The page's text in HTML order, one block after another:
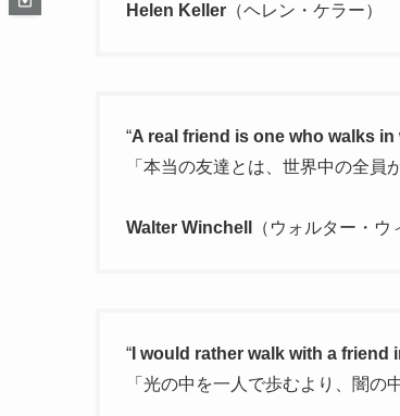
Helen Keller （ヘレン・ケラー）
“A real friend is one who walks
「本当の友達とは、世界中の全員
Walter Winchell （ウォルター・ウ
“ I would rather walk with a
「光の中を一人で歩むより、闇の